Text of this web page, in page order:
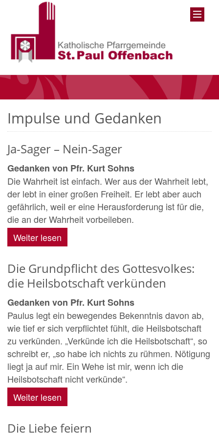
Impulse und Gedanken
Ja-Sager – Nein-Sager
Gedanken von Pfr. Kurt Sohns
Die Wahrheit ist einfach. Wer aus der Wahrheit lebt,
der lebt in einer großen Freiheit. Er lebt aber auch
gefährlich, weil er eine Herausforderung ist für die,
die an der Wahrheit vorbeileben.
Weiter lesen
Die Grundpflicht des Gottesvolkes:
die Heilsbotschaft verkünden
Gedanken von Pfr. Kurt Sohns
Paulus legt ein bewegendes Bekenntnis davon ab,
wie tief er sich verpflichtet fühlt, die Heilsbotschaft
zu verkünden. „Verkünde ich die Heilsbotschaft“, so
schreibt er, „so habe ich nichts zu rühmen. Nötigung
liegt ja auf mir. Ein Wehe ist mir, wenn ich die
Heilsbotschaft nicht verkünde“.
Weiter lesen
Die Liebe feiern